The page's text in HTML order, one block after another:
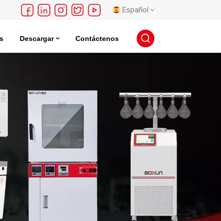
Español
English
Deutsch
português
Descargar Contáctenos